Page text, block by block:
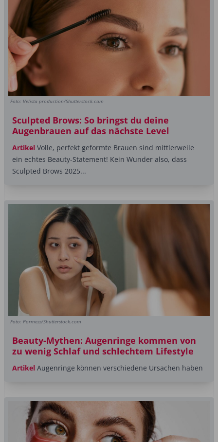
Foto: Velista production/Shutterstock.com
Sculpted Brows: So bringst du deine
Augenbrauen auf das nächste Level
Artikel Volle, perfekt geformte Brauen sind mittlerweile
ein echtes Beauty-Statement! Kein Wunder also, dass
Sculpted Brows 2025...
Foto: Pormezz/Shutterstock.com
Beauty-Mythen: Augenringe kommen von
zu wenig Schlaf und schlechtem Lifestyle
Artikel Augenringe können verschiedene Ursachen haben